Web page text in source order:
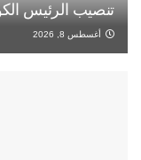
تنصيب الرئيس
أغسطس 8, 2026